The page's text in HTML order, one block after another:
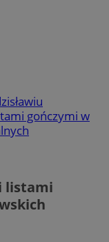
gończymi w
listami